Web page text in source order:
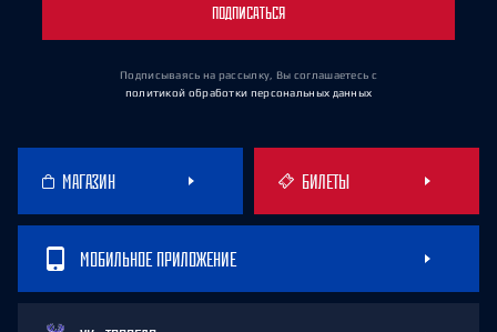
ПОДПИСАТЬСЯ
Подписываясь на рассылку, Вы соглашаетесь с
политикой обработки персональных данных
МАГАЗИН БИЛЕТЫ
МОБИЛЬНОЕ ПРИЛОЖЕНИЕ